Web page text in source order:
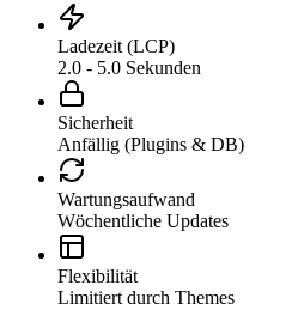
Ladezeit (LCP)
2.0 - 5.0 Sekunden
Sicherheit
Anfällig (Plugins & DB)
Wartungsaufwand
Wöchentliche Updates
Flexibilität
Limitiert durch Themes